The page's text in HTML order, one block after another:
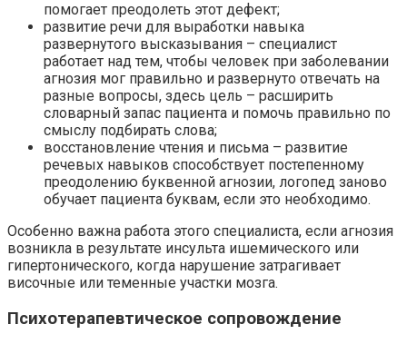
помогает преодолеть этот дефект;
развитие речи для выработки навыка
развернутого высказывания – специалист
работает над тем, чтобы человек при заболевании
агнозия мог правильно и развернуто отвечать на
разные вопросы, здесь цель – расширить
словарный запас пациента и помочь правильно по
смыслу подбирать слова;
восстановление чтения и письма – развитие
речевых навыков способствует постепенному
преодолению буквенной агнозии, логопед заново
обучает пациента буквам, если это необходимо.
Особенно важна работа этого специалиста, если агнозия
возникла в результате инсульта ишемического или
гипертонического, когда нарушение затрагивает
височные или теменные участки мозга.
Психотерапевтическое сопровождение